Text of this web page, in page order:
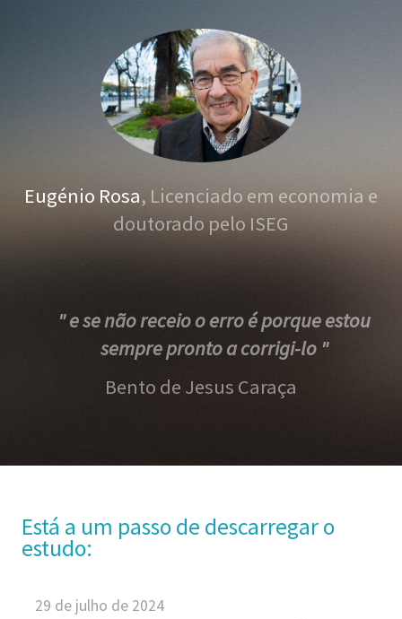
Eugénio Rosa, Licenciado em economia e
doutorado pelo ISEG
" e se não receio o erro é porque estou
sempre pronto a corrigi-lo "
Bento de Jesus Caraça
Está a um passo de descarregar o
estudo:
29 de julho de 2024